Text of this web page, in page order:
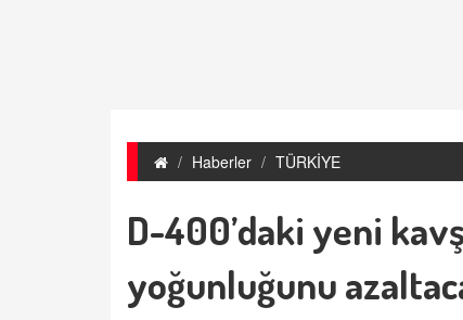
Haberler TÜRKİYE
D-400’daki yeni
yoğunluğunu